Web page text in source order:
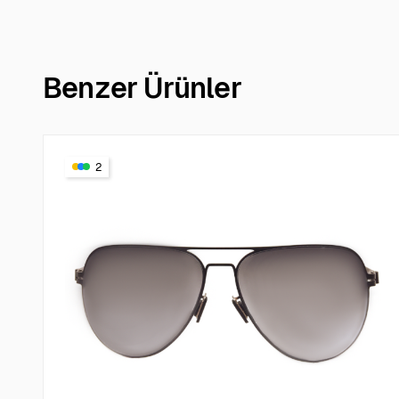
Benzer Ürünler
2